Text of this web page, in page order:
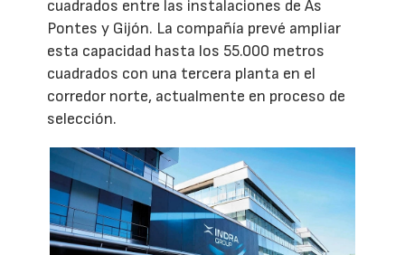
cuadrados entre las instalaciones de As
Pontes y Gijón. La compañía prevé ampliar
esta capacidad hasta los 55.000 metros
cuadrados con una tercera planta en el
corredor norte, actualmente en proceso de
selección.